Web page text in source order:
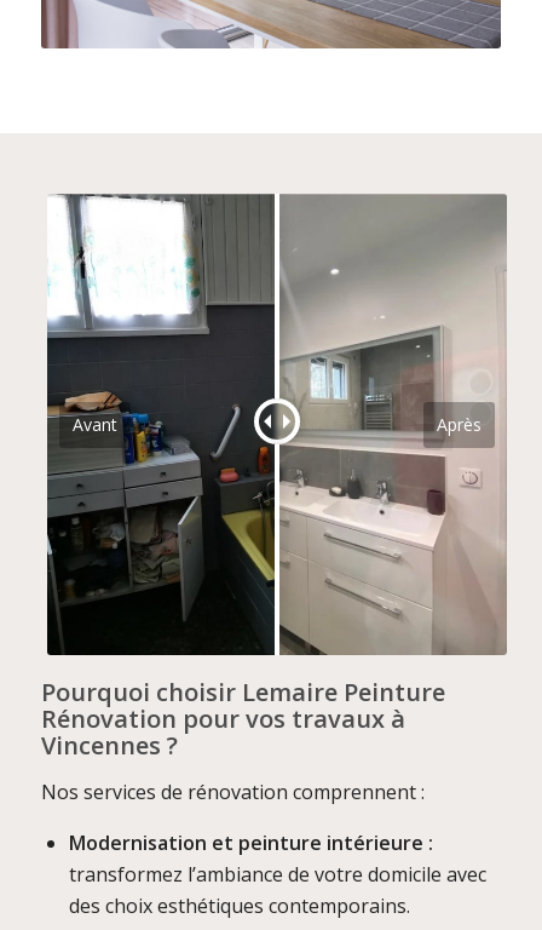
Avant Après
Pourquoi choisir Lemaire Peinture
Rénovation pour vos travaux à
Vincennes ?
Nos services de rénovation comprennent :
Modernisation et peinture intérieure :
transformez l’ambiance de votre domicile avec
des choix esthétiques contemporains.